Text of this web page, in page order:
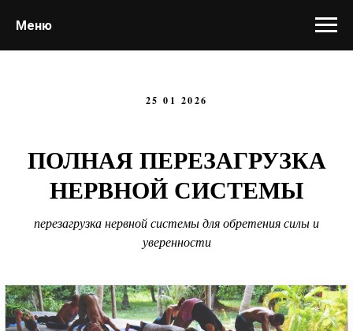
Меню
25 01 2026
ПОЛНАЯ ПЕРЕЗАГРУЗКА
НЕРВНОЙ СИСТЕМЫ
перезагрузка нервной системы для обретения силы и
уверенности